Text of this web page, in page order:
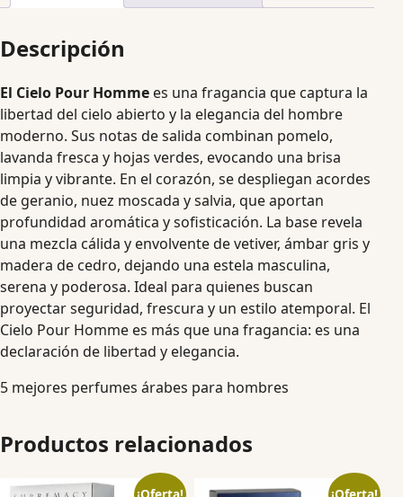
Descripción
El Cielo Pour Homme es una fragancia que captura la
libertad del cielo abierto y la elegancia del hombre
moderno. Sus notas de salida combinan pomelo,
lavanda fresca y hojas verdes, evocando una brisa
limpia y vibrante. En el corazón, se despliegan acordes
de geranio, nuez moscada y salvia, que aportan
profundidad aromática y sofisticación. La base revela
una mezcla cálida y envolvente de vetiver, ámbar gris y
madera de cedro, dejando una estela masculina,
serena y poderosa. Ideal para quienes buscan
proyectar seguridad, frescura y un estilo atemporal. El
Cielo Pour Homme es más que una fragancia: es una
declaración de libertad y elegancia.
5 mejores perfumes árabes para hombres
Productos relacionados